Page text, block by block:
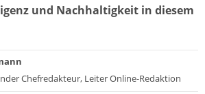
und Nachhaltigkeit in diesem
Chefredakteur, Leiter Online-Redaktion